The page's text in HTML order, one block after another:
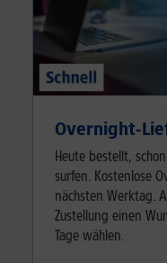
Overnight-
Heute bestellt,
surfen. Kostenlose
nächsten Werktag.
Zustellung einen
Tage wählen.